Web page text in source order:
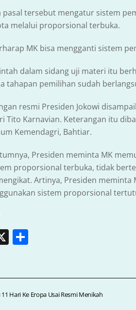
tersebut mengatur sistem
melalui proporsional terbuka.
MK bisa mengganti sistem
dalam sidang uji materi itu
tahapan pemilihan sudah
resmi Presiden Jokowi
Tito Karnavian. Keterangan itu
Kemendagri, Bahtiar.
Presiden meminta MK
proporsional terbuka, tidak
Artinya, Presiden
sistem proporsional
X
e
Hari Ke Eropa Usai Resmi Menikah